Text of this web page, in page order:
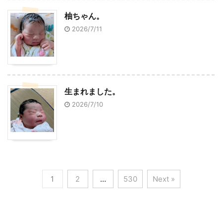
柚ちゃん。
2026/7/11
生まれました。
2026/7/10
1 2 … 530 Next »